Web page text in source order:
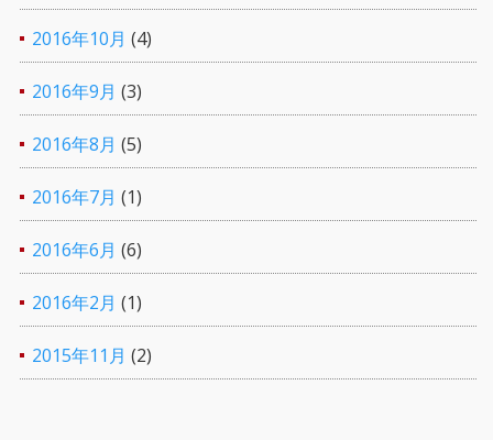
2016年10月 (4)
2016年9月 (3)
2016年8月 (5)
2016年7月 (1)
2016年6月 (6)
2016年2月 (1)
2015年11月 (2)